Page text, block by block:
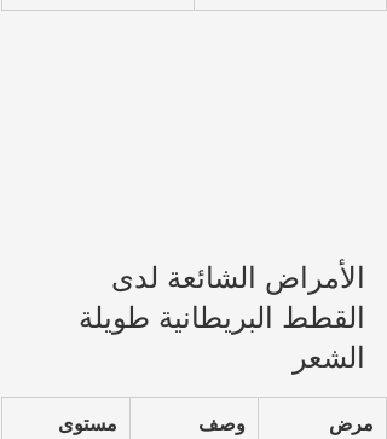
الأمراض الشائعة لدى
القطط البريطانية طويلة
الشعر
مرض وصف
مستوى